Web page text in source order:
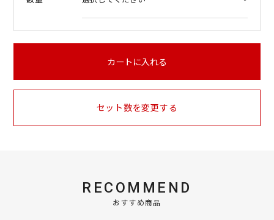
カートに入れる
セット数を変更する
RECOMMEND
おすすめ商品